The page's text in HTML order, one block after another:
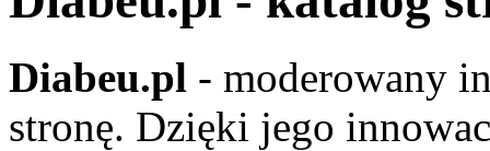
Diabeu.pl - moderowany
stronę. Dzięki jego